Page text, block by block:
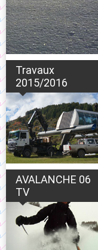
Travaux
2015/2016
AVALANCHE 06
TV